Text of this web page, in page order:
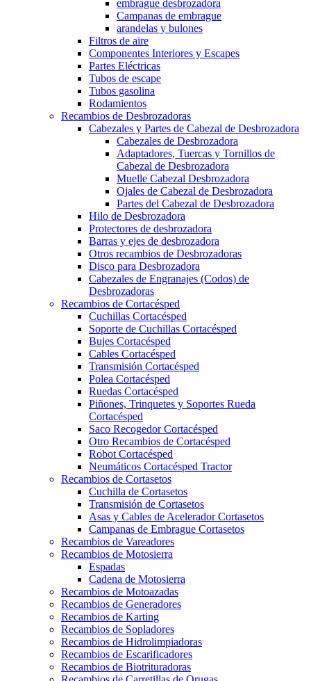
embrague desbrozadora
Campanas de embrague
arandelas y bulones
Filtros de aire
Componentes Interiores y Escapes
Partes Eléctricas
Tubos de escape
Tubos gasolina
Rodamientos
Recambios de Desbrozadoras
Cabezales y Partes de Cabezal de Desbrozadora
Cabezales de Desbrozadora
Adaptadores, Tuercas y Tornillos de
Cabezal de Desbrozadora
Muelle Cabezal Desbrozadora
Ojales de Cabezal de Desbrozadora
Partes del Cabezal de Desbrozadora
Hilo de Desbrozadora
Protectores de desbrozadora
Barras y ejes de desbrozadora
Otros recambios de Desbrozadoras
Disco para Desbrozadora
Cabezales de Engranajes (Codos) de
Desbrozadoras
Recambios de Cortacésped
Cuchillas Cortacésped
Soporte de Cuchillas Cortacésped
Bujes Cortacésped
Cables Cortacésped
Transmisión Cortacésped
Polea Cortacésped
Ruedas Cortacésped
Piñones, Trinquetes y Soportes Rueda
Cortacésped
Saco Recogedor Cortacésped
Otro Recambios de Cortacésped
Robot Cortacésped
Neumáticos Cortacésped Tractor
Recambios de Cortasetos
Cuchilla de Cortasetos
Transmisión de Cortasetos
Asas y Cables de Acelerador Cortasetos
Campanas de Embrague Cortasetos
Recambios de Vareadores
Recambios de Motosierra
Espadas
Cadena de Motosierra
Recambios de Motoazadas
Recambios de Generadores
Recambios de Karting
Recambios de Sopladores
Recambios de Hidrolimpiadoras
Recambios de Escarificadores
Recambios de Biotrituradoras